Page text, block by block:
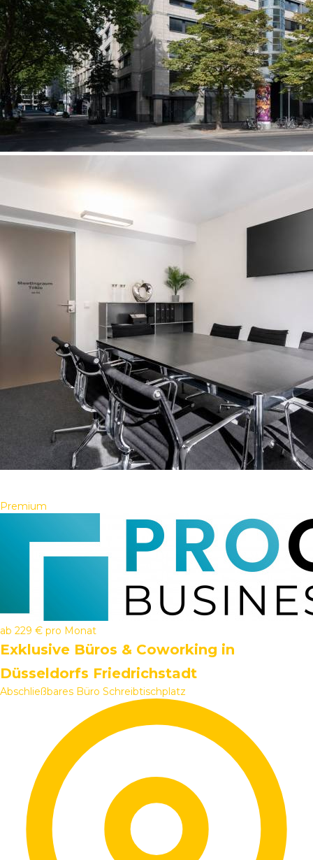
Premium
ab 229 € pro Monat
Exklusive Büros & Coworking in
Düsseldorfs Friedrichstadt
Abschließbares Büro Schreibtischplatz